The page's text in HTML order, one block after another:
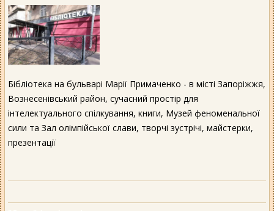
Бібліотека на бульварі Марії Примаченко - в місті Запоріжжя,
Вознесенівський район, сучасний простір для
інтелектуального спілкування, книги, Музей феноменальної
сили та Зал олімпійської слави, творчі зустрічі, майстерки,
презентації